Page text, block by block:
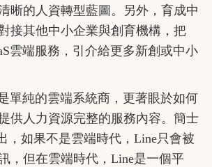
晰的人資轉型藍圖。另外，育成中
接其他中小企業與創育機構，把
雲端服務，引介給更多新創或中小
單純的雲端系統商，更著眼於如何
供人力資源完整的服務內容。簡士
，如果不是雲端時代，Line只會被
，但在雲端時代，Line是一個平